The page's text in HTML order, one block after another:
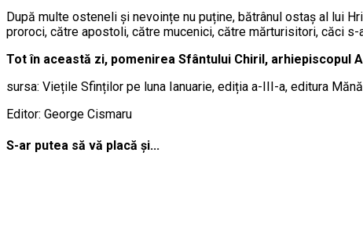
După multe osteneli și nevoințe nu puține, bătrânul ostaș al lui
proroci, către apostoli, către mucenici, către mărturisitori, căci s-
Tot în această zi, pomenirea Sfântului Chiril, arhiepiscopul
sursa: Viețile Sfinților pe luna Ianuarie, ediția a-III-a, editura
Editor: George Cismaru
S-ar putea să vă placă și...